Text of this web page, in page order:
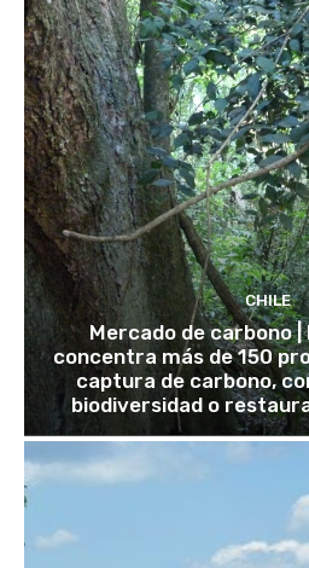
CHILE
Mercado de carbono
concentra más de 150
captura de carbono,
biodiversidad o